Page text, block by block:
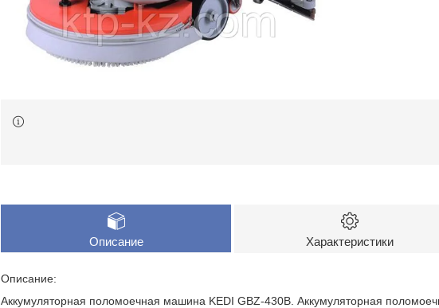
Описание Характеристики
Описание:
Аккумуляторная поломоечная машина KEDI GBZ-430B. Аккумуляторная